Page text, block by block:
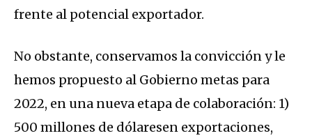
frente al potencial exportador.
No obstante, conservamos la convicción y le
hemos propuesto al Gobierno metas para
2022, en una nueva etapa de colaboración: 1)
500 millones de dólaresen exportaciones,